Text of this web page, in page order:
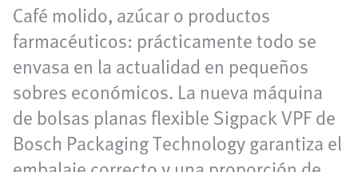
Café molido, azúcar o productos
farmacéuticos: prácticamente todo se
envasa en la actualidad en pequeños
sobres económicos. La nueva máquina
de bolsas planas flexible Sigpack VPF de
Bosch Packaging Technology garantiza el